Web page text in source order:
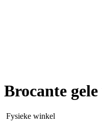
Brocante
Fysieke winkel